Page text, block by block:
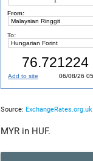
Source:ExchangeRates.org.uk
MYR in HUF.